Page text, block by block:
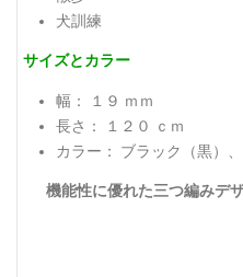
犬訓練
サイズとカラー
幅： １９ ｍｍ
長さ： １２０ ｃｍ
カラー： ブラック（黒）
機能性に優れた三つ編みデ